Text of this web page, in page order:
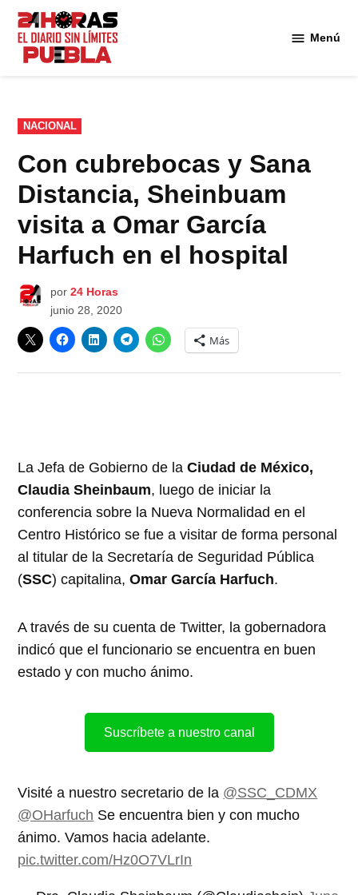
Saltar
contenido
Menú
PUBLICADO
EN
NACIONAL
Con cubrebocas y Sana
Distancia, Sheinbuam
visita a Omar García
Harfuch en el hospital
por 24 Horas
junio 28, 2020
Más
La Jefa de Gobierno de laCiudad de México,
Claudia Sheinbaum, luego de iniciar la
conferencia sobre la Nueva Normalidad en el
Centro Histórico se fue a visitar de forma personal
al titular de la Secretaría de Seguridad Pública
(SSC) capitalina,Omar García Harfuch.
A través de su cuenta de Twitter, la gobernadora
indicó que el funcionario se encuentra en buen
estado y con mucho ánimo.
Suscríbete a nuestro canal
Visité a nuestro secretario de la @SSC_CDMX
@OHarfuch Se encuentra bien y con mucho
ánimo. Vamos hacia adelante.
pic.twitter.com/Hz0O7VLrIn